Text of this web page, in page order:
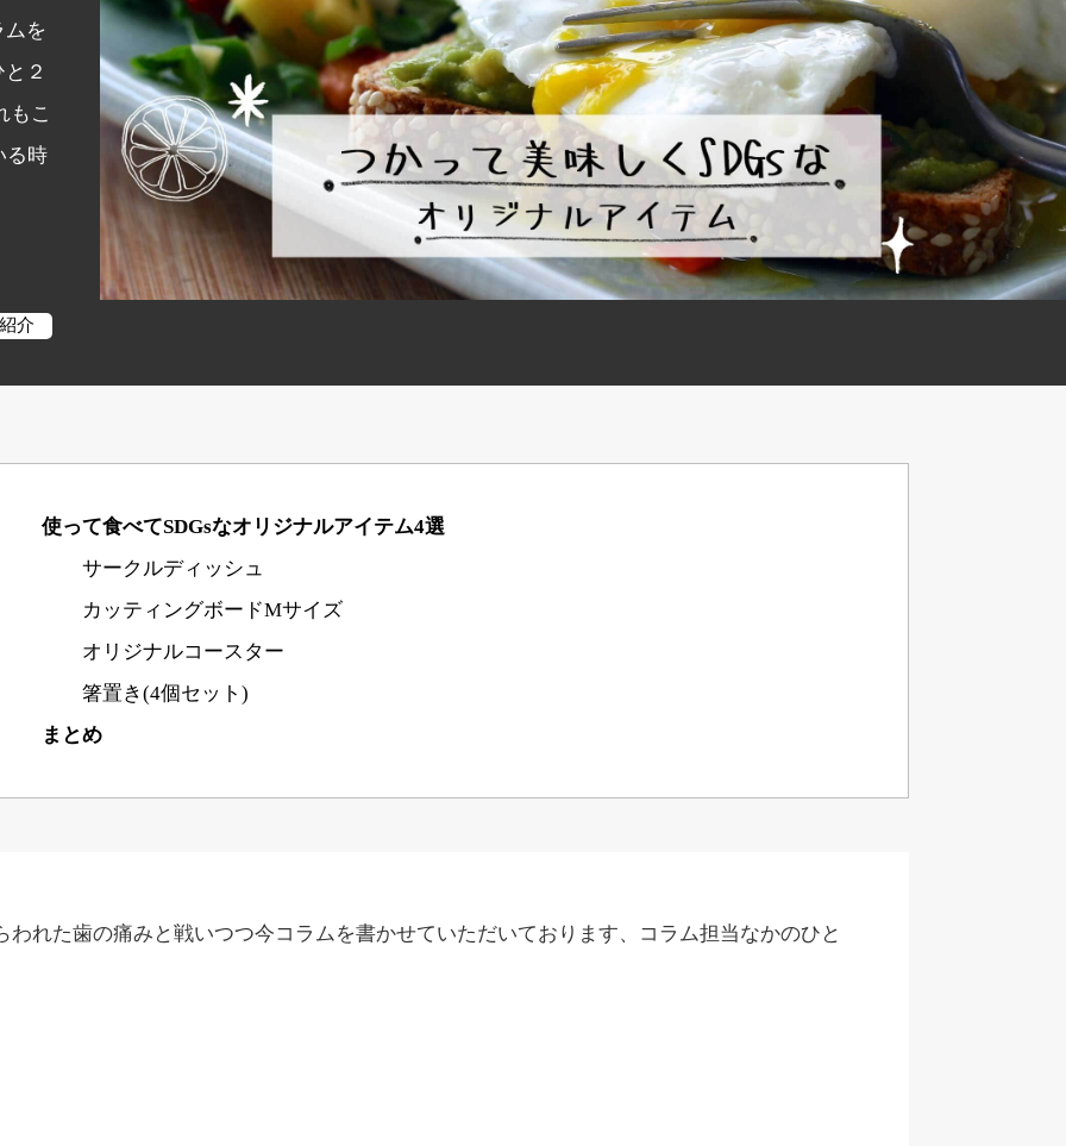
ムを
２
もこ
る時
介
使って食べてSDGsなオリジナルアイテム4選
サークルディッシュ
カッティングボードMサイズ
オリジナルコースター
箸置き(4個セット)
まとめ
われた歯の痛みと戦いつつ今コラムを書かせていただいております、コラム担当なかのひと